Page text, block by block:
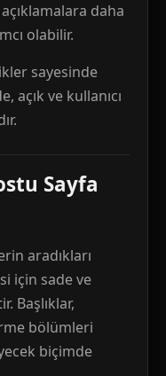
daha
olabilir.
sayesinde
açık ve kullanıcı
Sayfa
aradıkları
için sade ve
Başlıklar,
bölümleri
biçimde